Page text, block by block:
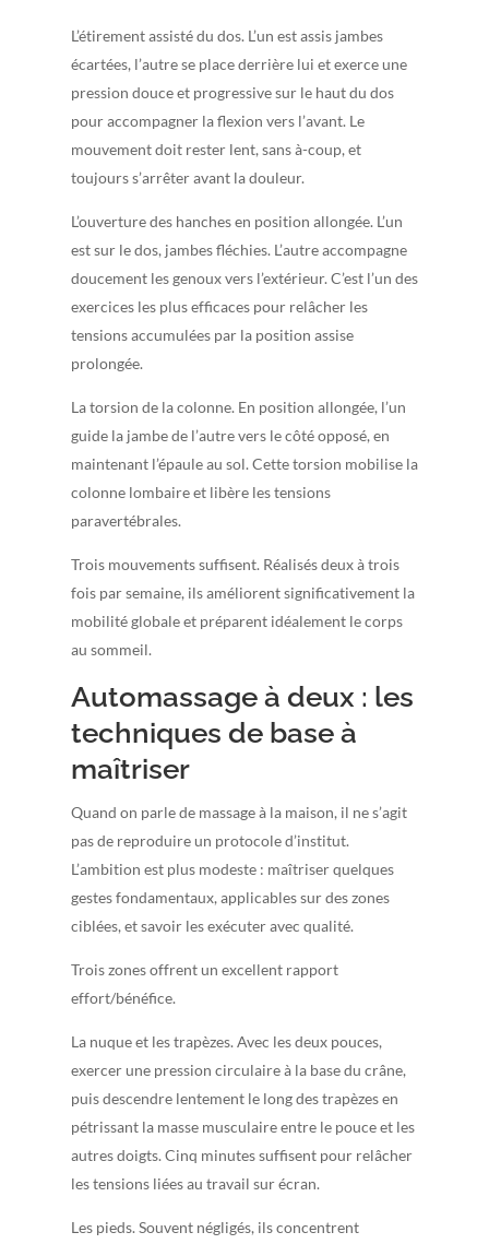
L’étirement assisté du dos. L’un est assis jambes
écartées, l’autre se place derrière lui et exerce une
pression douce et progressive sur le haut du dos
pour accompagner la flexion vers l’avant. Le
mouvement doit rester lent, sans à-coup, et
toujours s’arrêter avant la douleur.
L’ouverture des hanches en position allongée. L’un
est sur le dos, jambes fléchies. L’autre accompagne
doucement les genoux vers l’extérieur. C’est l’un des
exercices les plus efficaces pour relâcher les
tensions accumulées par la position assise
prolongée.
La torsion de la colonne. En position allongée, l’un
guide la jambe de l’autre vers le côté opposé, en
maintenant l’épaule au sol. Cette torsion mobilise la
colonne lombaire et libère les tensions
paravertébrales.
Trois mouvements suffisent. Réalisés deux à trois
fois par semaine, ils améliorent significativement la
mobilité globale et préparent idéalement le corps
au sommeil.
Automassage à deux : les
techniques de base à
maîtriser
Quand on parle de massage à la maison, il ne s’agit
pas de reproduire un protocole d’institut.
L’ambition est plus modeste : maîtriser quelques
gestes fondamentaux, applicables sur des zones
ciblées, et savoir les exécuter avec qualité.
Trois zones offrent un excellent rapport
effort/bénéfice.
La nuque et les trapèzes. Avec les deux pouces,
exercer une pression circulaire à la base du crâne,
puis descendre lentement le long des trapèzes en
pétrissant la masse musculaire entre le pouce et les
autres doigts. Cinq minutes suffisent pour relâcher
les tensions liées au travail sur écran.
Les pieds. Souvent négligés, ils concentrent